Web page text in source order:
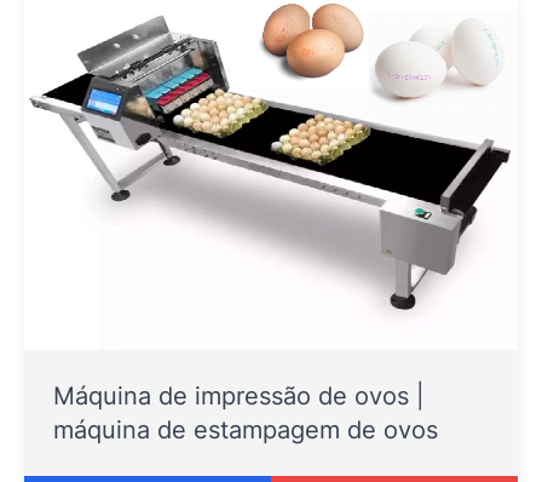
Máquina de impressão de ovos |
máquina de estampagem de ovos